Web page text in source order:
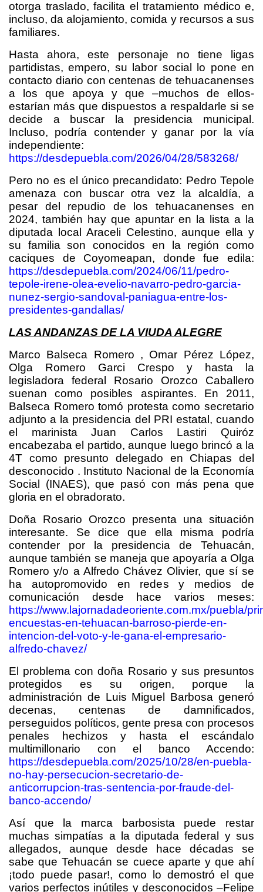
otorga traslado, facilita el tratamiento médico e,
incluso, da alojamiento, comida y recursos a sus
familiares.
Hasta ahora, este personaje no tiene ligas
partidistas, empero, su labor social lo pone en
contacto diario con centenas de tehuacanenses
a los que apoya y que –muchos de ellos-
estarían más que dispuestos a respaldarle si se
decide a buscar la presidencia municipal.
Incluso, podría contender y ganar por la vía
independiente:
https://desdepuebla.com/2026/04/28/583268/
Pero no es el único precandidato: Pedro Tepole
amenaza con buscar otra vez la alcaldía, a
pesar del repudio de los tehuacanenses en
2024, también hay que apuntar en la lista a la
diputada local Araceli Celestino, aunque ella y
su familia son conocidos en la región como
caciques de Coyomeapan, donde fue edila:
https://desdepuebla.com/2024/06/11/pedro-
tepole-irene-olea-evelio-navarro-pedro-garcia-
nunez-sergio-sandoval-paniagua-entre-los-
presidentes-gandallas/
LAS ANDANZAS DE LA VIUDA ALEGRE
Marco Balseca Romero , Omar Pérez López,
Olga Romero Garci Crespo y hasta la
legisladora federal Rosario Orozco Caballero
suenan como posibles aspirantes. En 2011,
Balseca Romero tomó protesta como secretario
adjunto a la presidencia del PRI estatal, cuando
el marinista Juan Carlos Lastiri Quiróz
encabezaba el partido, aunque luego brincó a la
4T como presunto delegado en Chiapas del
desconocido . Instituto Nacional de la Economía
Social (INAES), que pasó con más pena que
gloria en el obradorato.
Doña Rosario Orozco presenta una situación
interesante. Se dice que ella misma podría
contender por la presidencia de Tehuacán,
aunque también se maneja que apoyaría a Olga
Romero y/o a Alfredo Chávez Olivier, que sí se
ha autopromovido en redes y medios de
comunicación desde hace varios meses:
https://www.lajornadadeoriente.com.mx/puebla/
encuestas-en-tehuacan-barroso-pierde-en-
intencion-del-voto-y-le-gana-el-empresario-
alfredo-chavez/
El problema con doña Rosario y sus presuntos
protegidos es su origen, porque la
administración de Luis Miguel Barbosa generó
decenas, centenas de damnificados,
perseguidos políticos, gente presa con procesos
penales hechizos y hasta el escándalo
multimillonario con el banco Accendo:
https://desdepuebla.com/2025/10/28/en-puebla-
no-hay-persecucion-secretario-de-
anticorrupcion-tras-sentencia-por-fraude-del-
banco-accendo/
Así que la marca barbosista puede restar
muchas simpatías a la diputada federal y sus
allegados, aunque desde hace décadas se
sabe que Tehuacán se cuece aparte y que ahí
¡todo puede pasar!, como lo demostró el que
varios perfectos inútiles y desconocidos –Felipe